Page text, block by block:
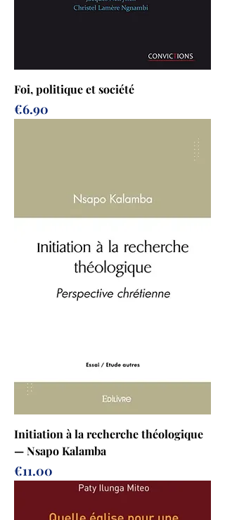
Foi, politique et société
Prix
€6.90
Initiation à la recherche théologique
— Nsapo Kalamba
Prix
€11.00